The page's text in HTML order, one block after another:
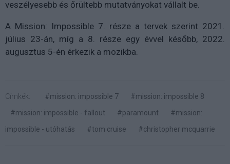
veszélyesebb és őrültebb mutatványokat vállalt be.
A Mission: Impossible 7. része a tervek szerint 2021.
július 23-án, míg a 8. része egy évvel később, 2022.
augusztus 5-én érkezik a mozikba.
Címkék: #mission: impossible 7
#mission: impossible 8
#mission: impossible - fallout
#paramount
#mission:
impossible - utóhatás
#tom cruise #christopher mcquarrie